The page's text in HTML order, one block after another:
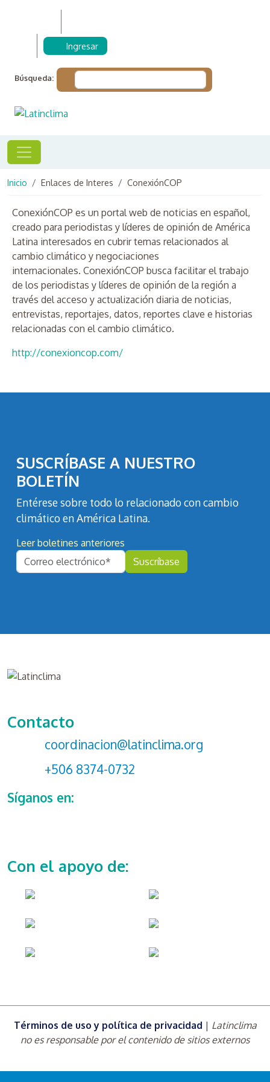
Pasar al contenido principal
Ingresar
Búsqueda:
Ruta de navegación
Inicio Enlaces de Interes ConexiónCOP
ConexiónCOP es un portal web de noticias en español,
creado para periodistas y líderes de opinión de América
Latina interesados en cubrir temas relacionados al
cambio climático y negociaciones
internacionales. ConexiónCOP busca facilitar el trabajo
de los periodistas y líderes de opinión de la región a
través del acceso y actualización diaria de noticias,
entrevistas, reportajes, datos, reportes clave e historias
relacionadas con el cambio climático.
http://conexioncop.com/
SUSCRÍBASE A NUESTRO
BOLETÍN
Entérese sobre todo lo relacionado con cambio
climático en América Latina.
Leer boletines anteriores
Contacto
coordinacion@latinclima.org
+506 8374-0732
Síganos en:
Con el apoyo de:
Términos de uso y política de privacidad | Latinclima
no es responsable por el contenido de sitios externos